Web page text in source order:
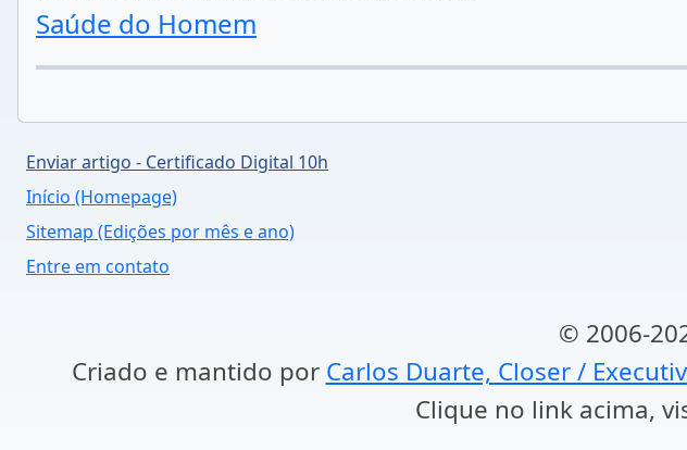
Saúde do Homem
Enviar artigo - Certificado Digital 10h
Início (Homepage)
Sitemap (Edições por mês e ano)
Entre em contato
© 2006-
Criado e mantido por Carlos Duarte, Closer /
Clique no link acima,